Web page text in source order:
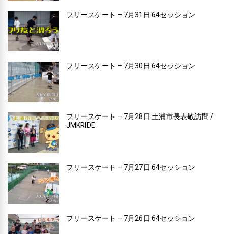
フリースケート – 7月31日 64セッション
フリースケート – 7月30日 64セッション
フリースケート – 7月28日 土浦市長表敬訪問 /
JMKRIDE
フリースケート – 7月27日 64セッション
フリースケート – 7月26日 64セッション